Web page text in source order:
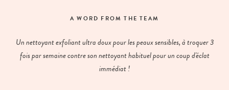
A WORD FROM THE TEAM
Un nettoyant exfoliant ultra doux pour les peaux sensibles, à troquer 3
fois par semaine contre son nettoyant habituel pour un coup d'éclat
immédiat !